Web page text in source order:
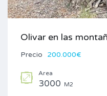
Olivar en las
Precio 200.000€
Area
3000 M2